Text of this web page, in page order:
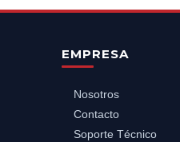
EMPRESA
Nosotros
Contacto
Soporte Técnico